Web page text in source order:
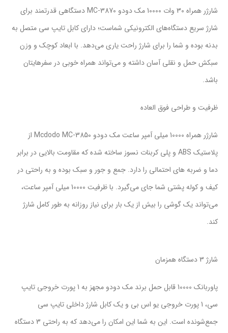
شارژر همراه 30 وات 10000 مک دودو MC-3870 دستگاهی قدرتمند برای
شارژ سریع دستگاه‌های الکترونیکی شماست؛ دارای کابل تایپ سی متصل به
بدنه بوده و شما را برای شارژ راحت یاری می‌دهد. با ابعاد کوچک و وزن
سبکش حمل و نقلی آسان داشته و می‌تواند همراه خوبی در سفرهایتان
باشد.
ظرفیت و طراحی فوق العاده
شارژر همراه 10000 میلی آمپر ساعت مک دودو Mcdodo MC-3850 از
پلاستیک ABS و پلی کربنات نسوز ساخته شده که مقاومت بالایی در برابر
دما و ضربه های احتمالی را دارد. جمع و جور و سبک بوده و به راحتی در
کیف و کوله پشتی شما جای می‌گیرد. با ظرفیت 10000 میلی آمپر ساعت،
می‌تواند یک گوشی را بیش از یک بار برای نیاز روزانه به طور کامل شارژ
کند.
شارژ 3 دستگاه همزمان
پاوربانک 10000 قابل حمل برند مک دودو مجهز به 1 پورت خروجی تایپ
سی، 1 پورت خروجی یو اس بی و یک کابل شارژ داخلی تایپ سی
جمع‌شونده است. این به شما این امکان را می‌دهد که به راحتی 3 دستگاه